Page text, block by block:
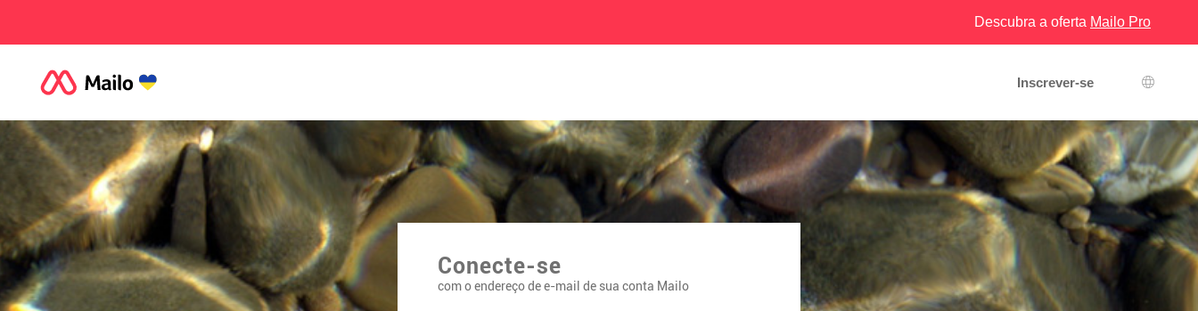
Descubra a oferta Mailo Pro
Inscrever-se
Conecte-se
com o endereço de e-mail de sua conta Mailo